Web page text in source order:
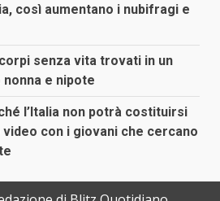
così aumentano i nubifragi e
senza vita trovati in un
e nipote
l’Italia non potrà costituirsi
con i giovani che cercano